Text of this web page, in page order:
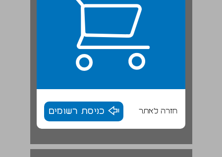
חזרה לאתר כניסת רשומים